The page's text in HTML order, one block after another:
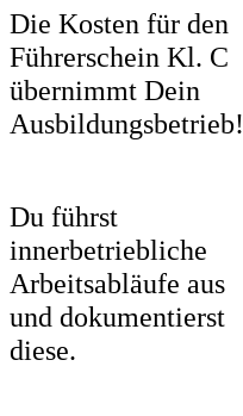
Die Kosten für den
Führerschein Kl. C
übernimmt Dein
Ausbildungsbetrieb!
Du führst
innerbetriebliche
Arbeitsabläufe aus
und dokumentierst
diese.